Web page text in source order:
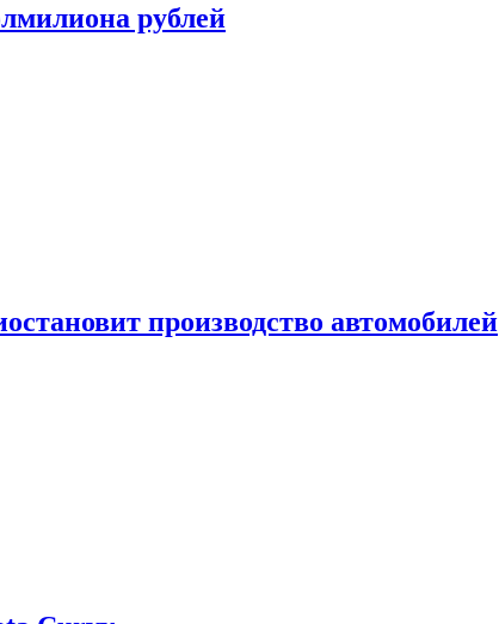
рублей
производство автомобилей